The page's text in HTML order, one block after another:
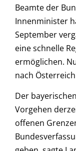
Beamte der
Innenminister
September
eine schnelle
ermöglichen.
nach
Der
Vorgehen
offenen